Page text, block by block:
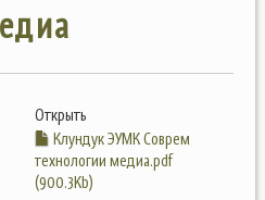
Открыть
Клундук ЭУМК Соврем
технологии медиа.pdf
(900.3Kb)